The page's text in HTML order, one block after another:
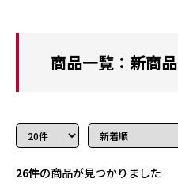
商品一覧：新商品
26件の商品が見つかりました